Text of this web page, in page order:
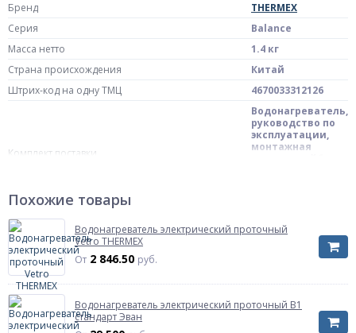
Бренд
THERMEX
Серия
Balance
Масса нетто
1.4 кг
Страна происхождения
Китай
Штрих-код на одну ТМЦ
4670033312126
Комплект поставки
Водонагреватель,
руководство по
эксплуатации,
монтажная
Производительность
Количество литров нагреваемой воды в
проточном режиме за 1 минуту.
3.4 л/мин
Мощность
6 кВт
Модель
Balance 6000
Тип крепления
Похожие товары
Водонагреватель электрический проточный
Vetro THERMEX
От 2 846.50 руб.
Водонагреватель электрический проточный В1
стандарт Эван